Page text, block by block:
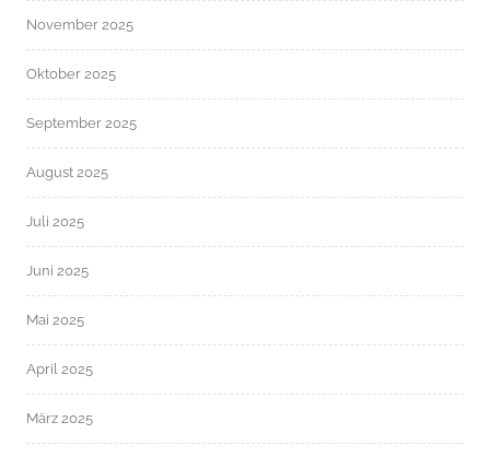
November 2025
Oktober 2025
September 2025
August 2025
Juli 2025
Juni 2025
Mai 2025
April 2025
März 2025